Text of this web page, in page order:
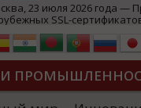
23 июля 2026 года —
SSL-
могут некорректно
браузерах
Edge и др.), а
ресурсы уже
недоступности и
из-за отзывов